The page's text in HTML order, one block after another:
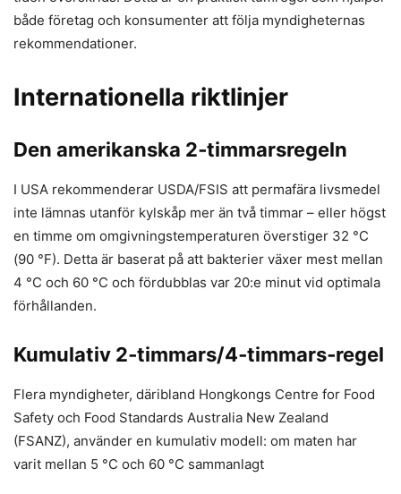
både företag och konsumenter att följa myndigheternas
rekommendationer.
Internationella riktlinjer
Den amerikanska 2‑timmarsregeln
I USA rekommenderar USDA/FSIS att permafära livsmedel
inte lämnas utanför kylskåp mer än två timmar – eller högst
en timme om omgivningstemperaturen överstiger 32 °C
(90 °F). Detta är baserat på att bakterier växer mest mellan
4 °C och 60 °C och fördubblas var 20:e minut vid optimala
förhållanden.
Kumulativ 2‑timmars/4‑timmars‑regel
Flera myndigheter, däribland Hongkongs Centre for Food
Safety och Food Standards Australia New Zealand
(FSANZ), använder en kumulativ modell: om maten har
varit mellan 5 °C och 60 °C sammanlagt